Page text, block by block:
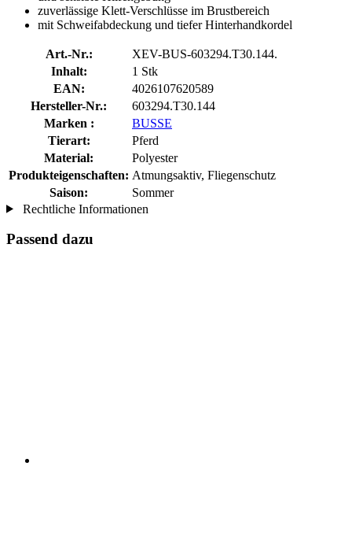
zuverlässige Klett-Verschlüsse im Brustbereich
mit Schweifabdeckung und tiefer Hinterhandkordel
Art.-Nr.:
XEV-BUS-603294.T30.144.
Inhalt:
1 Stk
EAN:
4026107620589
Hersteller-Nr.:
603294.T30.144
Marken :
BUSSE
Tierart:
Pferd
Material:
Polyester
Produkteigenschaften: Atmungsaktiv, Fliegenschutz
Saison:
Sommer
Rechtliche Informationen
Passend dazu